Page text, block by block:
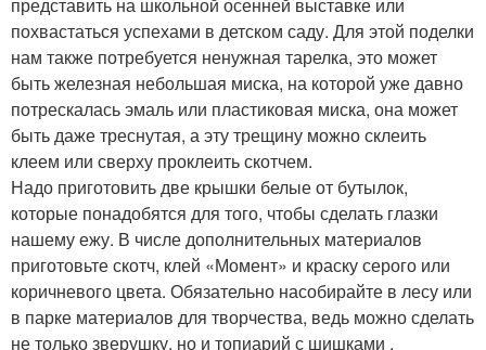
похвастаться успехами в детском саду. Для этой поделки
нам также потребуется ненужная тарелка, это может
быть железная небольшая миска, на которой уже давно
потрескалась эмаль или пластиковая миска, она может
быть даже треснутая, а эту трещину можно склеить
клеем или сверху проклеить скотчем.
Надо приготовить две крышки белые от бутылок,
которые понадобятся для того, чтобы сделать глазки
нашему ежу. В числе дополнительных материалов
приготовьте скотч, клей «Момент» и краску серого или
коричневого цвета. Обязательно насобирайте в лесу или
в парке материалов для творчества, ведь можно сделать
не только зверушку, но и топиарий с шишками .